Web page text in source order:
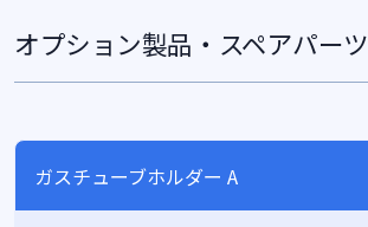
オプション製品・スペアパーツ
ガスチューブホルダー A